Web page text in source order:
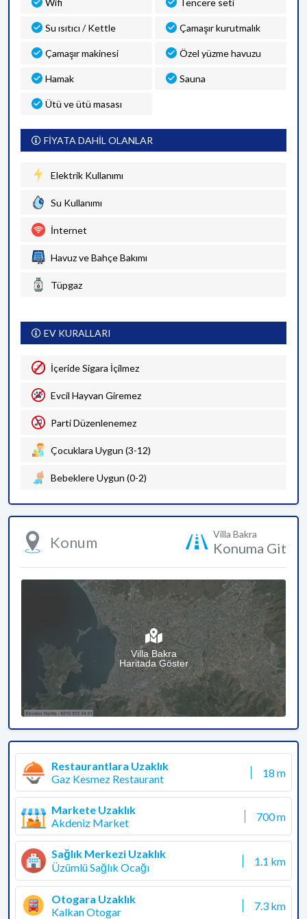
Wifi Tencere seti
Su ısıtıcı / Kettle Çamaşır kurutmalık
Çamaşır makinesi Özel yüzme havuzu
Hamak Sauna
Ütü ve ütü masası
FİYATA DAHİL OLANLAR
Elektrik Kullanımı
Su Kullanımı
İnternet
Havuz ve Bahçe Bakımı
Tüpgaz
EV KURALLARI
İçeride Sigara İçilmez
Evcil Hayvan Giremez
Parti Düzenlenemez
Çocuklara Uygun (3-12)
Bebeklere Uygun (0-2)
Konum Villa Bakra
Konuma Git
Villa Bakra
Haritada Göster
Restaurantlara Uzaklık
Gaz Kesmez Restaurant
18 m
Markete Uzaklık
Akdeniz Market
700 m
Sağlık Merkezi Uzaklık
Üzümlü Sağlık Ocağı
1.1 km
Otogara Uzaklık
Kalkan Otogar
7.3 km